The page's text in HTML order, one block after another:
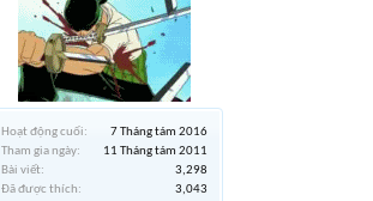
Hoạt động cuối:
7 Tháng tám 2016
Tham gia ngày:
11 Tháng tám 2011
Bài viết:
3,298
Đã được thích:
3,043